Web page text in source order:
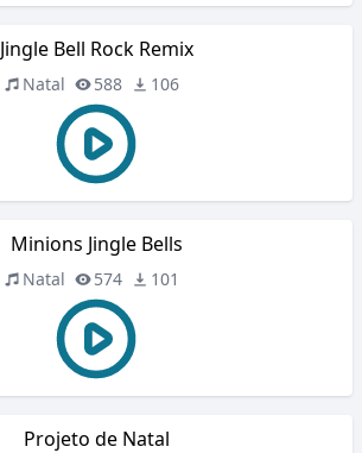
Jingle Bell Rock Remix
Natal 588 106
Minions Jingle Bells
Natal 574 101
Projeto de Natal